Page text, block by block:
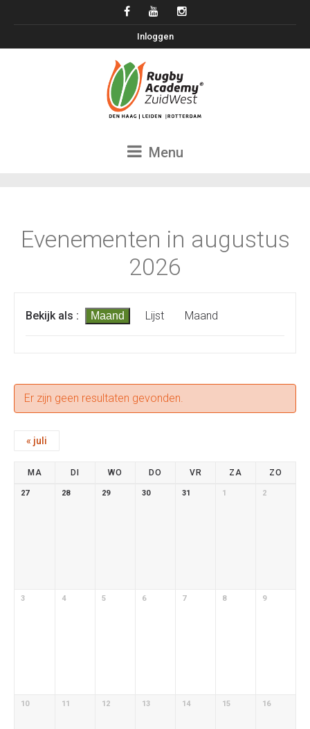
Inloggen
Menu
Evenementen in augustus
2026
Evenementen
Zoeken
navigatie
Evenement
Bekijk als Maand Lijst Maand
Er zijn geen resultaten gevonden.
« juli
Kalender
van
Kalender
MA DI WO DO VR ZA ZO
27 28 29 30 31 1 2
3 4 5 6 7 8 9
10 11 12 13 14 15 16